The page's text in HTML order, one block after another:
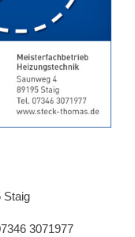
Staig
3071977